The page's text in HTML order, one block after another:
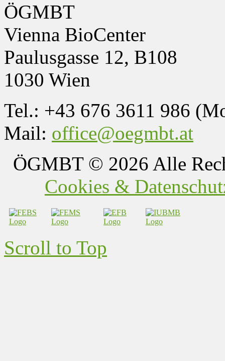
ÖGMBT
Vienna BioCenter
Paulusgasse 12, B108
1030 Wien
Tel.: +43 676 3611 986
Mail: office@oegmbt.at
ÖGMBT© 2026 Alle
Cookies &
Scroll to Top